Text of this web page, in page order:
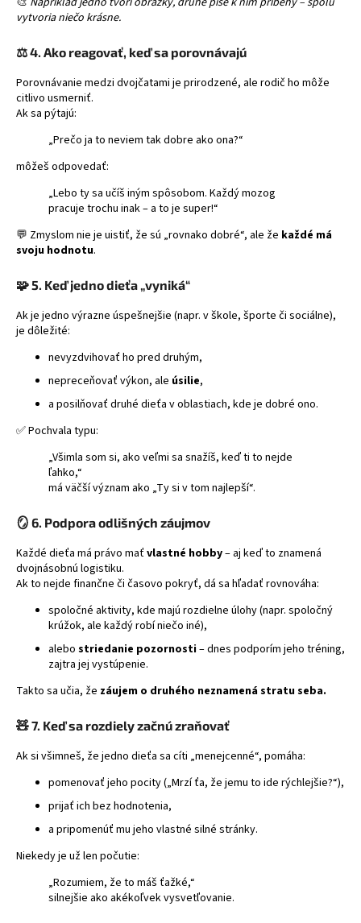
vytvoria niečo krásne.
⚖️4. Ako reagovať, keď sa porovnávajú
Porovnávanie medzi dvojčatami je prirodzené, ale rodič ho môže
citlivo usmerniť.
Ak sa pýtajú:
„Prečo ja to neviem tak dobre ako ona?“
môžeš odpovedať:
„Lebo ty sa učíš iným spôsobom. Každý mozog
pracuje trochu inak – a to je super!“
💬 Zmyslom nie je uistiť, že sú „rovnako dobré“, ale že každé má
svoju hodnotu.
🧩 5. Keď jedno dieťa „vyniká“
Ak je jedno výrazne úspešnejšie (napr. v škole, športe či sociálne),
je dôležité:
nevyzdvihovať ho pred druhým,
nepreceňovať výkon, ale úsilie,
a posilňovať druhé dieťa v oblastiach, kde je dobré ono.
✅ Pochvala typu:
„Všimla som si, ako veľmi sa snažíš, keď ti to nejde
ľahko,“
má väčší význam ako „Ty si v tom najlepší“.
🪞 6. Podpora odlišných záujmov
Každé dieťa má právo maťvlastné hobby– aj keď to znamená
dvojnásobnú logistiku.
Ak to nejde finančne či časovo pokryť, dá sa hľadať rovnováha:
spoločné aktivity, kde majú rozdielne úlohy (napr. spoločný
krúžok, ale každý robí niečo iné),
alebo striedanie pozornosti– dnes podporím jeho tréning,
zajtra jej vystúpenie.
Takto sa učia, že záujem o druhého neznamená stratu seba.
🧸7. Keď sa rozdiely začnú zraňovať
Ak si všimneš, že jedno dieťa sa cíti „menejcenné“, pomáha:
pomenovať jeho pocity („Mrzí ťa, že jemu to ide rýchlejšie?“),
prijať ich bez hodnotenia,
a pripomenúť mu jeho vlastné silné stránky.
Niekedy je už len počutie:
„Rozumiem, že to máš ťažké,“
silnejšie ako akékoľvek vysvetľovanie.